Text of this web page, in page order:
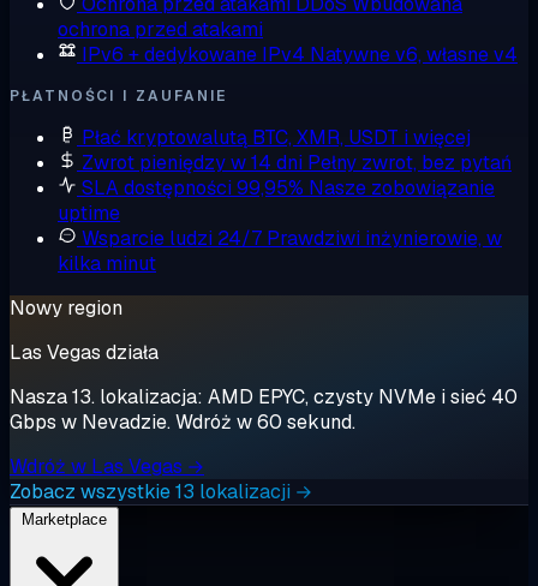
ochrona przed atakami
IPv6 + dedykowane IPv4 Natywne v6, własne v4
PŁATNOŚCI I ZAUFANIE
Płać kryptowalutą BTC, XMR, USDT i więcej
Zwrot pieniędzy w 14 dni Pełny zwrot, bez pytań
SLA dostępności 99,95% Nasze zobowiązanie
uptime
Wsparcie ludzi 24/7 Prawdziwi inżynierowie, w
kilka minut
Nowy region
Las Vegas działa
Nasza 13. lokalizacja: AMD EPYC, czysty NVMe i sieć 40
Gbps w Nevadzie. Wdróż w 60 sekund.
Wdróż w Las Vegas →
Zobacz wszystkie 13 lokalizacji →